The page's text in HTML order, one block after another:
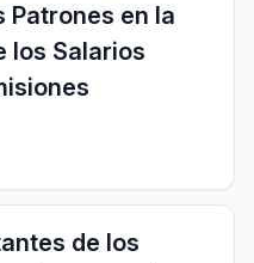
Patrones en la
los Salarios
de los